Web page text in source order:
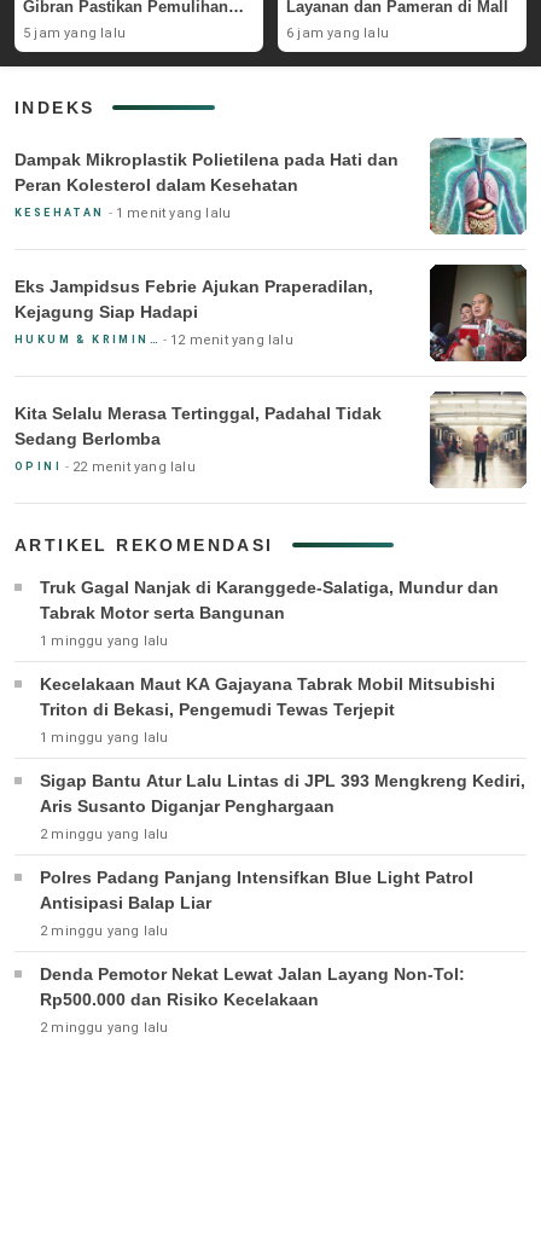
Gibran Pastikan Pemulihan
Pascabencana
5 jam yang lalu
Layanan dan Pameran di Mall
6 jam yang lalu
INDEKS
Dampak Mikroplastik Polietilena pada Hati dan
Peran Kolesterol dalam Kesehatan
KESEHATAN 1 menit yang lalu
Eks Jampidsus Febrie Ajukan Praperadilan,
Kejagung Siap Hadapi
HUKUM & KRIMINAL 12 menit yang lalu
Kita Selalu Merasa Tertinggal, Padahal Tidak
Sedang Berlomba
OPINI 22 menit yang lalu
ARTIKEL REKOMENDASI
Truk Gagal Nanjak di Karanggede-Salatiga, Mundur dan
Tabrak Motor serta Bangunan
1 minggu yang lalu
Kecelakaan Maut KA Gajayana Tabrak Mobil Mitsubishi
Triton di Bekasi, Pengemudi Tewas Terjepit
1 minggu yang lalu
Sigap Bantu Atur Lalu Lintas di JPL 393 Mengkreng Kediri,
Aris Susanto Diganjar Penghargaan
2 minggu yang lalu
Polres Padang Panjang Intensifkan Blue Light Patrol
Antisipasi Balap Liar
2 minggu yang lalu
Denda Pemotor Nekat Lewat Jalan Layang Non-Tol:
Rp500.000 dan Risiko Kecelakaan
2 minggu yang lalu